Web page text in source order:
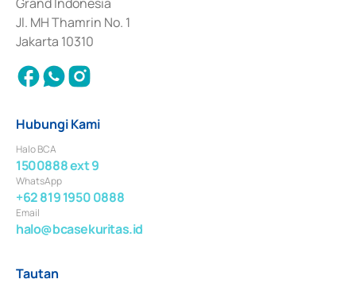
Jl. MH Thamrin No. 1
Jakarta 10310
Hubungi Kami
Halo BCA
1500888 ext 9
WhatsApp
+62 819 1950 0888
Email
halo@bcasekuritas.id
Tautan